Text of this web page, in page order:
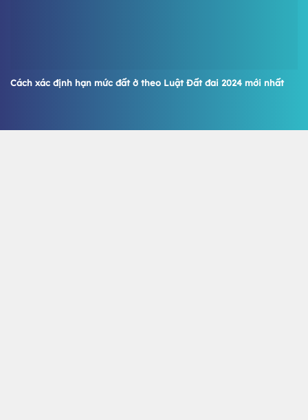
Cách xác định hạn mức đất ở theo Luật Đất đai 2024 mới nhất